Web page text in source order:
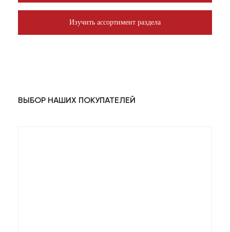
Изучить ассортимент раздела
ВЫБОР НАШИХ ПОКУПАТЕЛЕЙ